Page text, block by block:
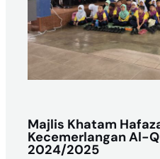
Majlis Khatam
Kecemerlangan Al-
2024/2025